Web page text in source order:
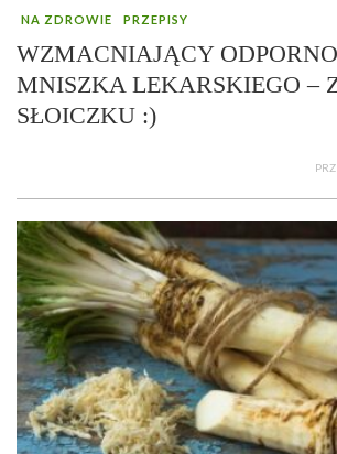
NA ZDROWIE PRZEPISY
WZMACNIAJĄCY
MNISZKA LEKARSKIEGO –
SŁOICZKU :)